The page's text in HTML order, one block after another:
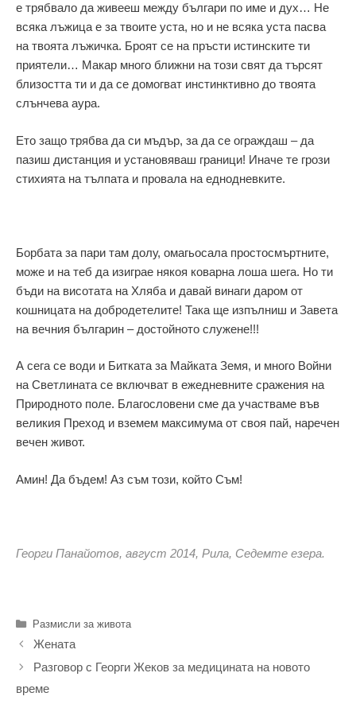
е трябвало да живееш между българи по име и дух… Не
всяка лъжица е за твоите уста, но и не всяка уста пасва
на твоята лъжичка. Броят се на пръсти истинските ти
приятели… Макар много ближни на този свят да търсят
близостта ти и да се домогват инстинктивно до твоята
слънчева аура.
Ето защо трябва да си мъдър, за да се ограждаш – да
пазиш дистанция и установяваш граници! Иначе те грози
стихията на тълпата и провала на еднодневките.
Борбата за пари там долу, омагьосала простосмъртните,
може и на теб да изиграе някоя коварна лоша шега. Но ти
бъди на висотата на Хляба и давай винаги даром от
кошницата на добродетелите! Така ще изпълниш и Завета
на вечния българин – достойното служене!!!
А сега се води и Битката за Майката Земя, и много Войни
на Светлината се включват в ежедневните сражения на
Природното поле. Благословени сме да участваме във
великия Преход и вземем максимума от своя пай, наречен
вечен живот.
Амин! Да бъдем! Аз съм този, който Съм!
Георги Панайотов, август 2014, Рила, Седемте езера.
Категории
Размисли за живота
Жената
Разговор с Георги Жеков за медицината на новото
време